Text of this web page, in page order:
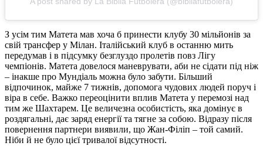
З усім тим Матета мав хоча б принести клубу 30 мільйонів за
свій трансфер у Мілан. Італійський клуб в останню мить
передумав і в підсумку безглуздо пролетів повз Лігу
чемпіонів. Матета довелося маневрувати, аби не сідати під ніж
– інакше про Мундіаль можна було забути. Більший
відпочинок, майже 7 тижнів, допомога чудових людей поруч і
віра в себе. Важко переоцінити вплив Матета у перемозі над
тим же Шахтарем. Це величезна особистість, яка домінує в
роздягальні, дає заряд енергії та тягне за собою. Відразу після
повернення партнери виявили, що Жан-Філіп – той самий.
Ніби й не було цієї тривалої відсутності.